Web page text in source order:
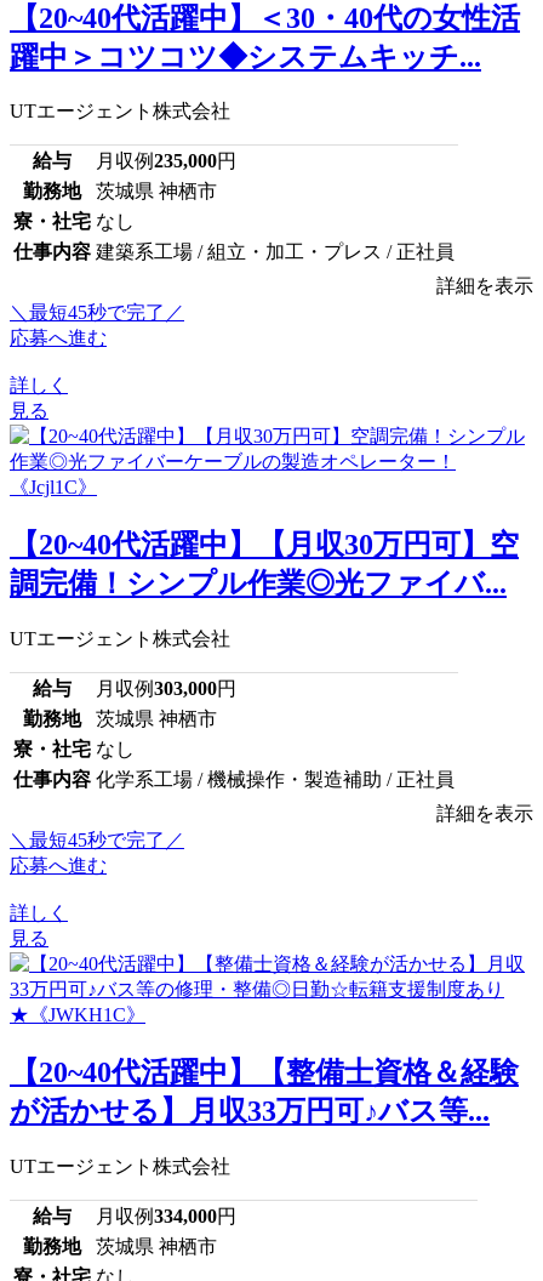
【20~40代活躍中】＜30・40代の女性活
躍中＞コツコツ◆システムキッチ...
UTエージェント株式会社
給与 月収例235,000円
勤務地
茨城県 神栖市
寮・社宅 なし
仕事内容 建築系工場 / 組立・加工・プレス / 正社員
詳細を表示
＼最短45秒で完了／
応募へ進む
詳しく
見る
【20~40代活躍中】【月収30万円可】空
調完備！シンプル作業◎光ファイバ...
UTエージェント株式会社
給与 月収例303,000円
勤務地
茨城県 神栖市
寮・社宅 なし
仕事内容 化学系工場 / 機械操作・製造補助 / 正社員
詳細を表示
＼最短45秒で完了／
応募へ進む
詳しく
見る
【20~40代活躍中】【整備士資格＆経験
が活かせる】月収33万円可♪バス等...
UTエージェント株式会社
給与 月収例334,000円
勤務地
茨城県 神栖市
寮・社宅 なし